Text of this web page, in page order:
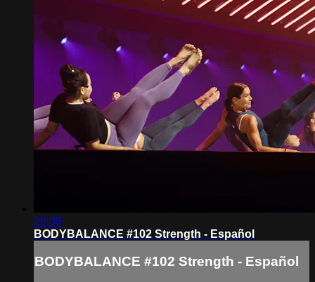
29:33
BODYBALANCE #102 Strength - Español
BODYBALANCE #102 Strength - Español